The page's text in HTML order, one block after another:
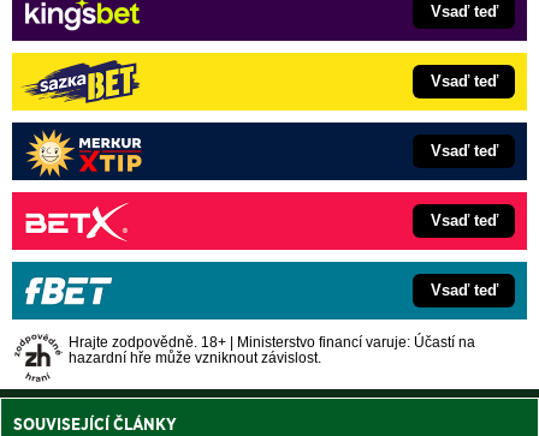
Vsaď teď
Vsaď teď
Vsaď teď
Vsaď teď
Vsaď teď
Hrajte zodpovědně. 18+ | Ministerstvo financí varuje: Účastí na
hazardní hře může vzniknout závislost.
SOUVISEJÍCÍ ČLÁNKY